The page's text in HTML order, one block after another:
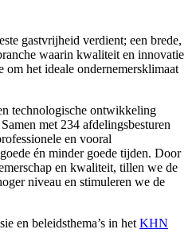
gastvrijheid verdient; een brede,
waarin kwaliteit en innovatie
om het ideale ondernemersklimaat
technologische ontwikkeling
met 234 afdelingsbesturen
en vooral
én minder goede tijden. Door
en kwaliteit, tillen we de
niveau en stimuleren we de
en beleidsthema’s in het KHN